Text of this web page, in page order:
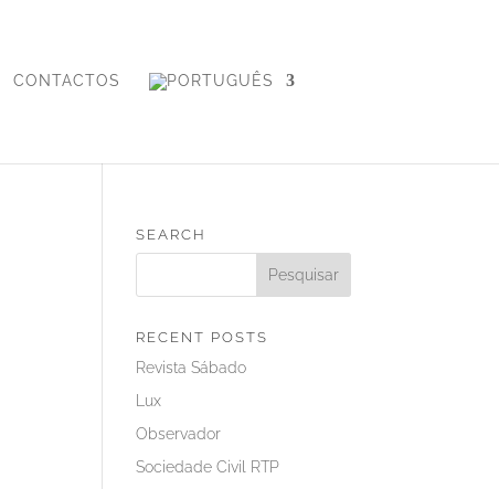
CONTACTOS
SEARCH
RECENT POSTS
Revista Sábado
Lux
Observador
Sociedade Civil RTP